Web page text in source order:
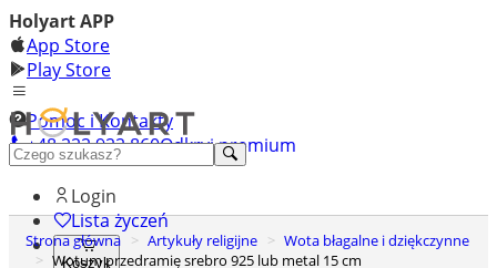
Holyart APP
App Store
Play Store
Pomoc i Kontakty
+48 222 922 860Odkryj premium
Login
Lista życzeń
Koszyk
Strona główna Artykuły religijne
Wota błagalne i dziękczynne
Wotum przedramię srebro 925 lub metal 15 cm